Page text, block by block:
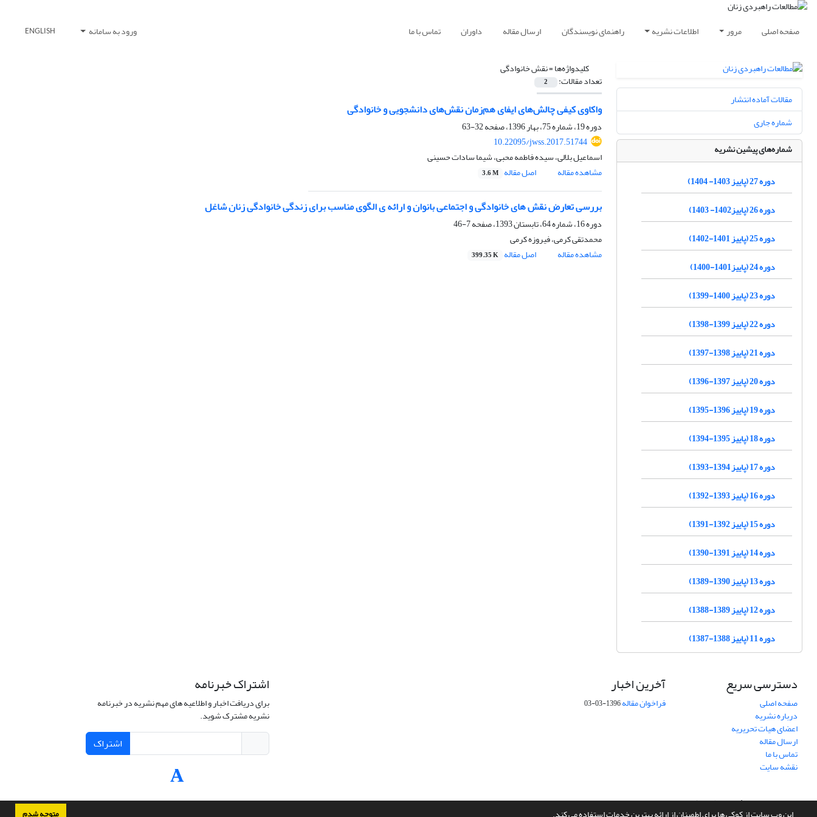
صفحه اصلی مرور اطلاعات نشریه راهنمای نویسندگان ارسال مقاله داوران تماس با ما ورود به سامانه ENGLISH
کلیدواژه‌ها =نقش خانوادگی
تعداد مقالات: 2
واکاوی کیفی چالش‌های ایفای هم‌زمان نقش‌های دانشجویی و خانوادگی
دوره 19، شماره 75، بهار 1396، صفحه
32-63
10.22095/jwss.2017.51744
اسماعیل بلالی، سیده فاطمه محبی، شیما سادات حسینی
مشاهده مقاله
اصل مقاله 3.6 M
بررسی تعارض نقش های خانوادگی و اجتماعی بانوان و ارائه ی الگوی مناسب برای زندگی خانوادگی زنان شاغل
دوره 16، شماره 64، تابستان 1393، صفحه
7-46
محمدتقی کرمی، فیروزه کرمی
مشاهده مقاله
اصل مقاله 399.35 K
مقالات آماده انتشار
شماره جاری
شماره‌های پیشین نشریه
دوره 27 (پاییز 1403- 1404)
دوره 26 (پاییز1402- 1403)
دوره 25 (پاییز 1401-1402)
دوره 24 (پاییز1401-1400)
دوره 23 (پاییز 1400-1399)
دوره 22 (پاییز 1399-1398)
دوره 21 (پاییز 1398-1397)
دوره 20 (پاییز 1397-1396)
دوره 19 (پاییز 1396-1395)
دوره 18 (پاییز 1395-1394)
دوره 17 (پاییز 1394-1393)
دوره 16 (پاییز 1393-1392)
دوره 15 (پاییز 1392-1391)
دوره 14 (پاییز 1391-1390)
دوره 13 (پاییز 1390-1389)
دوره 12 (پاییز 1389-1388)
دوره 11 (پاییز 1388-1387)
دسترسی سریع
صفحه اصلی
درباره نشریه
اعضای هیات تحریریه
ارسال مقاله
تماس با ما
نقشه سایت
آخرین اخبار
فراخوان مقاله1396-03-03
اشتراک خبرنامه
برای دریافت اخبار و اطلاعیه های مهم نشریه در خبرنامه
نشریه مشترک شوید.
اشتراک
سامانه مدیریت نشریات علمی.طراحی و پیاده سازی ازسیناوب